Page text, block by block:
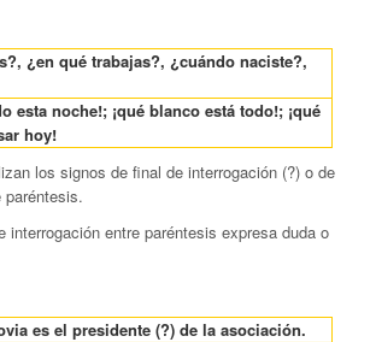
¿en qué trabajas?, ¿cuándo naciste?,
esta noche!; ¡qué blanco está todo!; ¡qué
hoy!
los signos de final de interrogación (?) o de
interrogación entre paréntesis expresa duda o
es el presidente (?) de la asociación.